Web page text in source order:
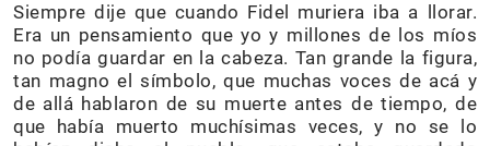
Siempre dije que cuando Fidel muriera iba a llorar.
Era un pensamiento que yo y millones de los míos
no podía guardar en la cabeza. Tan grande la figura,
tan magno el símbolo, que muchas voces de acá y
de allá hablaron de su muerte antes de tiempo, de
que había muerto muchísimas veces, y no se lo